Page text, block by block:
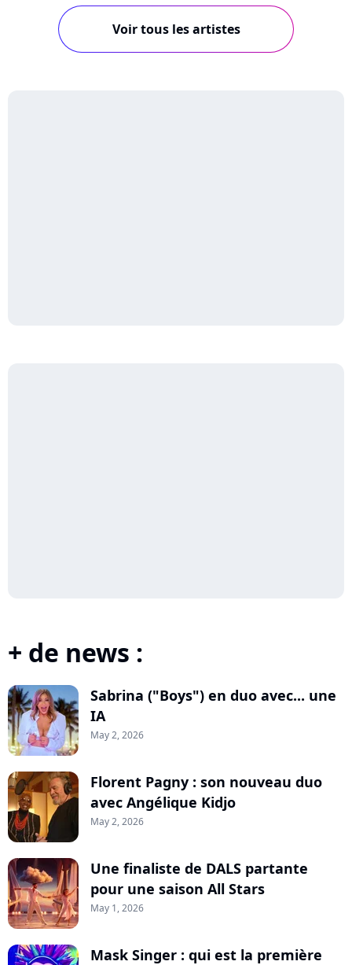
Voir tous les artistes
+ de news :
Sabrina ("Boys") en duo avec... une
IA
May 2, 2026
Florent Pagny : son nouveau duo
avec Angélique Kidjo
May 2, 2026
Une finaliste de DALS partante
pour une saison All Stars
May 1, 2026
Mask Singer : qui est la première